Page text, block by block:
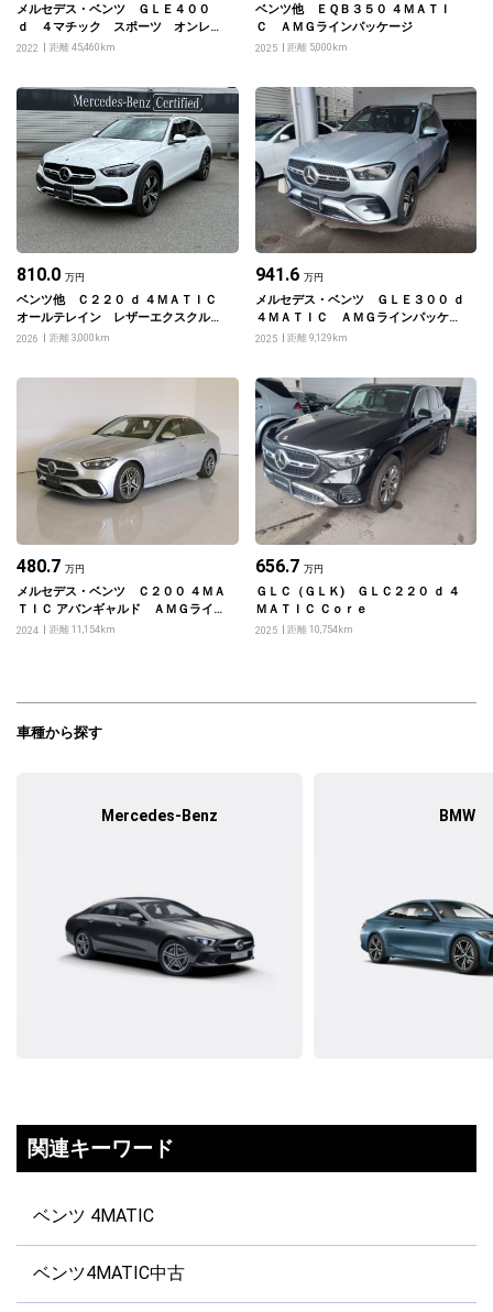
メルセデス・ベンツ ＧＬＥ４００
ｄ ４マチック スポーツ オンレイ
キノウツキカップホルダー フロント
2022 距離 45,460km
ベンツ他 ＥＱＢ３５０ ４ＭＡＴＩ
Ｃ ＡＭＧラインパッケージ
2025 距離 5,000km
810.0 万円
ベンツ他 Ｃ２２０ ｄ ４ＭＡＴＩＣ
オールテレイン レザーエクスクルー
シブパッケージ
2026 距離 3,000km
941.6 万円
メルセデス・ベンツ ＧＬＥ３００ ｄ
４ＭＡＴＩＣ ＡＭＧラインパッケー
ジ
2025 距離 9,129km
480.7 万円
メルセデス・ベンツ Ｃ２００ ４ＭＡ
ＴＩＣ アバンギャルド ＡＭＧライン
パッケージ・ベーシックパッケージ
2024 距離 11,154km
656.7 万円
ＧＬＣ（ＧＬＫ) ＧＬＣ２２０ ｄ ４
ＭＡＴＩＣ Ｃｏｒｅ
2025 距離 10,754km
車種から探す
Mercedes-Benz BMW
関連キーワード
ベンツ 4MATIC
ベンツ4MATIC中古